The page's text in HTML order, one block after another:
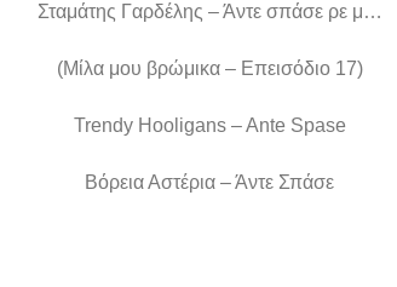
Σταμάτης Γαρδέλης – Άντε σπάσε ρε μ…
(Μίλα μου βρώμικα – Επεισόδιο 17)
Trendy Hooligans – Ante Spase
Βόρεια Αστέρια – Άντε Σπάσε